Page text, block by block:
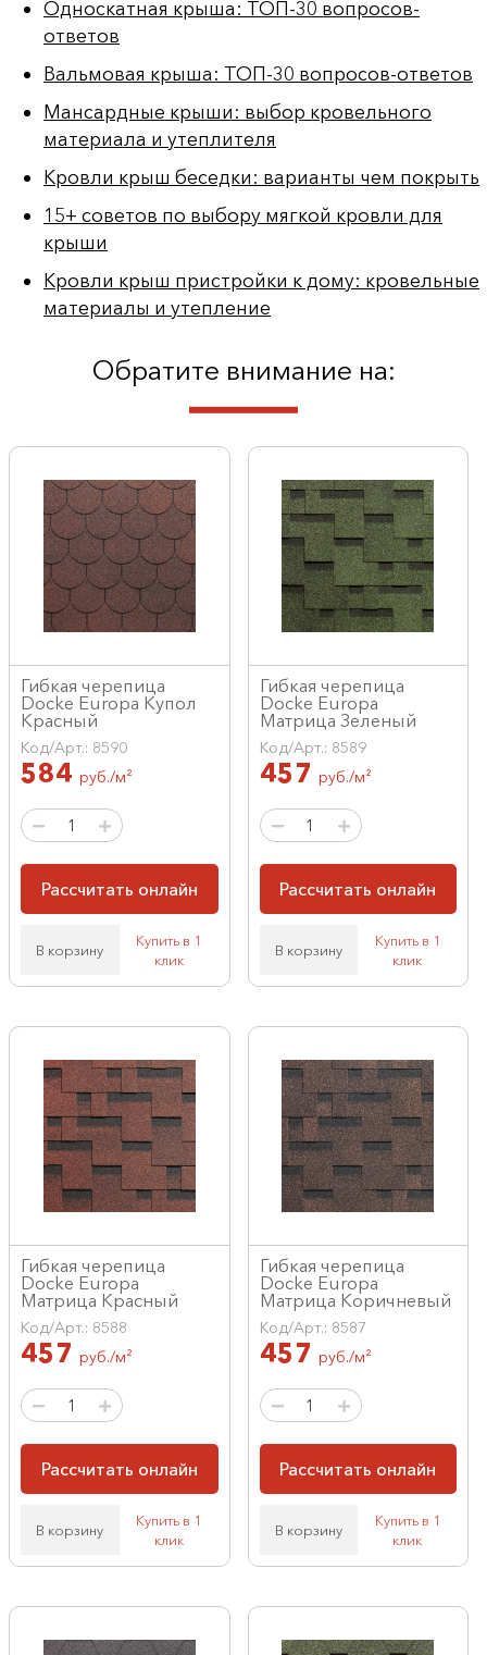
Односкатная крыша: ТОП-30 вопросов-
ответов
Вальмовая крыша: ТОП-30 вопросов-ответов
Мансардные крыши: выбор кровельного
материала и утеплителя
Кровли крыш беседки: варианты чем покрыть
15+ советов по выбору мягкой кровли для
крыши
Кровли крыш пристройки к дому: кровельные
материалы и утепление
Обратите внимание на:
Гибкая черепица
Docke Europa Купол
Красный
Код/Арт.: 8590
584 руб./м²
Рассчитать онлайн
В корзину
Купить в 1
клик
Гибкая черепица
Docke Europa
Матрица Зеленый
Код/Арт.: 8589
457 руб./м²
Рассчитать онлайн
В корзину
Купить в 1
клик
Гибкая черепица
Docke Europa
Матрица Красный
Код/Арт.: 8588
457 руб./м²
Рассчитать онлайн
В корзину
Купить в 1
клик
Гибкая черепица
Docke Europa
Матрица Коричневый
Код/Арт.: 8587
457 руб./м²
Рассчитать онлайн
В корзину
Купить в 1
клик